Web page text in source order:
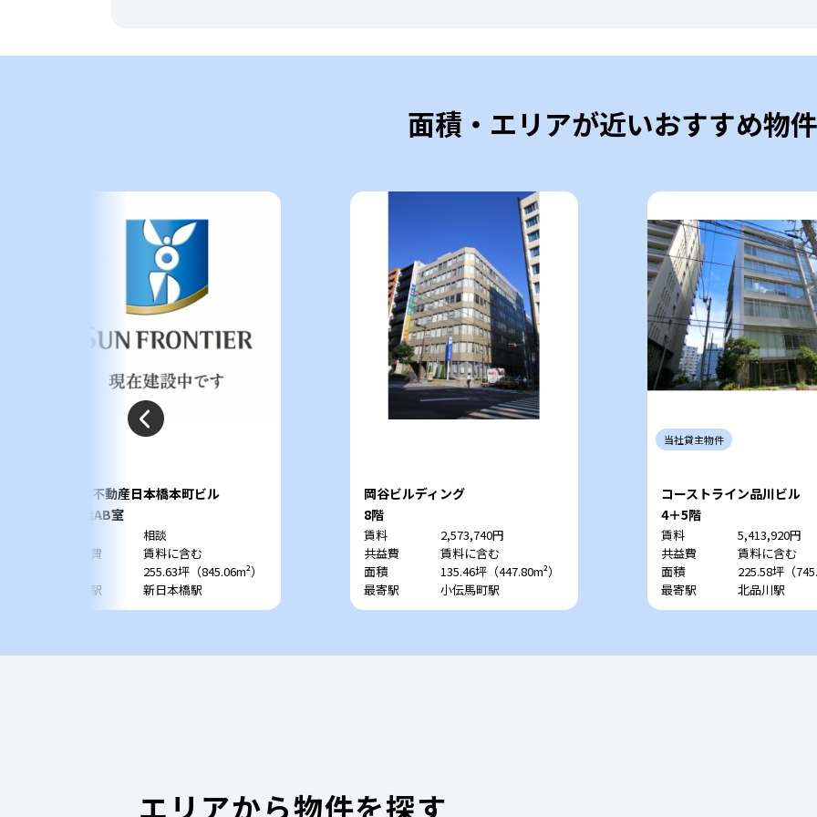
面積・エリアが近いおすすめ物件
野村不動産日本橋本町ビル
12階AB室
相談
共益費
賃料に含む
255.63坪（845.06m²）
最寄駅
新日本橋駅
岡谷ビルディング
8階
賃料
2,573,740円
共益費
賃料に含む
面積
135.46坪（447.80m²）
最寄駅
小伝馬町駅
当社貸主物件
コーストライン品川ビル
4＋5階
賃料
5,413,920円
共益費
賃料に含む
面積
225.58坪（
最寄駅
北品川駅
エリアから物件を探す